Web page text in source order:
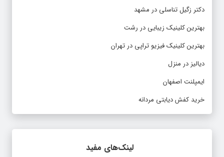
دکتر زگیل تناسلی در مشهد
بهترین کلینیک زیبایی در رشت
بهترین کلینیک فیزیو تراپی در تهران
دیالیز در منزل
ایمپلنت اصفهان
خرید کفش دیابتی مردانه
لینک‌های مفید